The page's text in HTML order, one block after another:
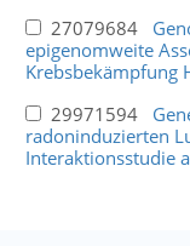
27079684
epigenomweite
Krebsbekämpfung
29971594
radoninduzierten
Interaktionsstudie